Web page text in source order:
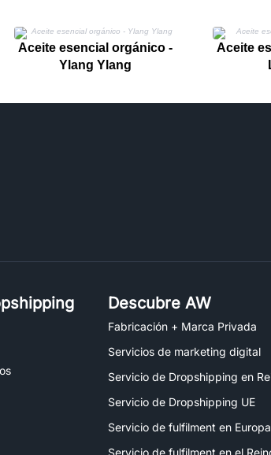
Aceite esencial orgánico -
Ylang Ylang
Aceite
Descubre AW
Fabricación + Marca Privada
Servicios de marketing digital
Servicio de Dropshipping en
Servicio de Dropshipping UE
Servicio de fulfilment en Europa
Servicio de fulfilment en el